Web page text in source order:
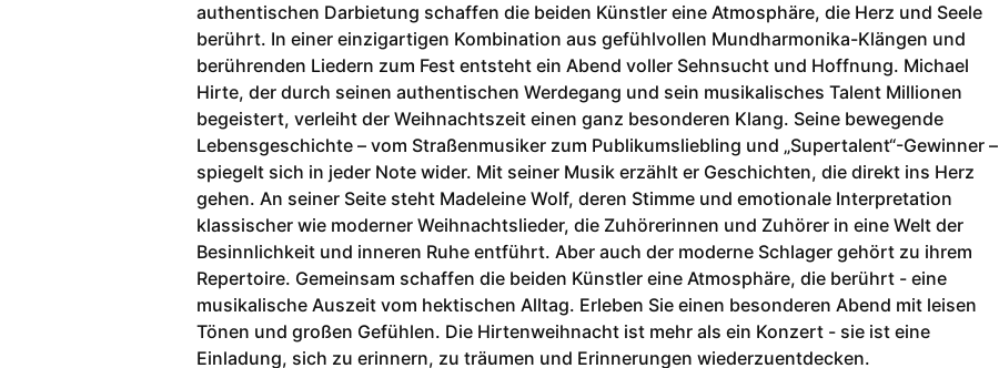
authentischen Darbietung schaffen die beiden Künstler eine Atmosphäre, die Herz und Seele
berührt. In einer einzigartigen Kombination aus gefühlvollen Mundharmonika-Klängen und
berührenden Liedern zum Fest entsteht ein Abend voller Sehnsucht und Hoffnung. Michael
Hirte, der durch seinen authentischen Werdegang und sein musikalisches Talent Millionen
begeistert, verleiht der Weihnachtszeit einen ganz besonderen Klang. Seine bewegende
Lebensgeschichte – vom Straßenmusiker zum Publikumsliebling und „Supertalent“-Gewinner –
spiegelt sich in jeder Note wider. Mit seiner Musik erzählt er Geschichten, die direkt ins Herz
gehen. An seiner Seite steht Madeleine Wolf, deren Stimme und emotionale Interpretation
klassischer wie moderner Weihnachtslieder, die Zuhörerinnen und Zuhörer in eine Welt der
Besinnlichkeit und inneren Ruhe entführt. Aber auch der moderne Schlager gehört zu ihrem
Repertoire. Gemeinsam schaffen die beiden Künstler eine Atmosphäre, die berührt - eine
musikalische Auszeit vom hektischen Alltag. Erleben Sie einen besonderen Abend mit leisen
Tönen und großen Gefühlen. Die Hirtenweihnacht ist mehr als ein Konzert - sie ist eine
Einladung, sich zu erinnern, zu träumen und Erinnerungen wiederzuentdecken.